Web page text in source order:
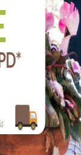
ml
bio en